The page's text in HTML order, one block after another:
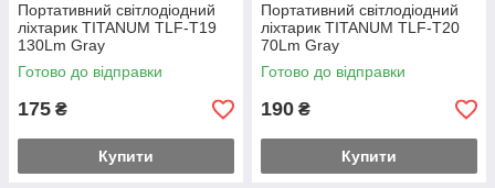
Портативний світлодіодний
ліхтарик TITANUM TLF-T19
130Lm Gray
Готово до відправки
175 ₴
Купити
Портативний світлодіодний
ліхтарик TITANUM TLF-T20
70Lm Gray
Готово до відправки
190 ₴
Купити